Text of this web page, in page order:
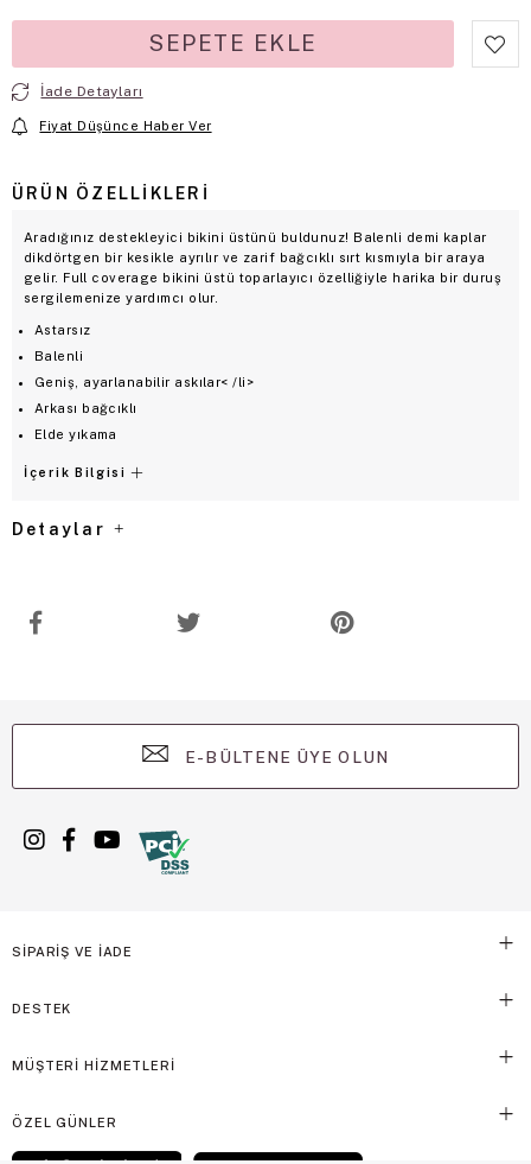
İade Detayları
Fiyat Düşünce Haber Ver
ÜRÜN ÖZELLIKLERI
Aradığınız destekleyici bikini üstünü buldunuz! Balenli demi kaplar
dikdörtgen bir kesikle ayrılır ve zarif bağcıklı sırt kısmıyla bir araya
gelir. Full coverage bikini üstü toparlayıcı özelliğiyle harika bir duruş
sergilemenize yardımcı olur.
Astarsız
Balenli
Geniş, ayarlanabilir askılar< /li>
Arkası bağcıklı
Elde yıkama
İçerik Bilgisi
Detaylar
E-BÜLTENE ÜYE OLUN
SİPARİŞ VE İADE
DESTEK
MÜŞTERİ HİZMETLERİ
ÖZEL GÜNLER